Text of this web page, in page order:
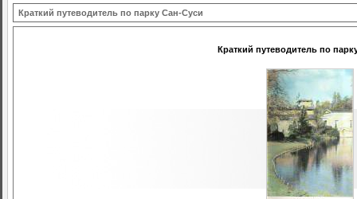
Краткий путеводитель по парку Сан-Суси
Краткий путеводитель по